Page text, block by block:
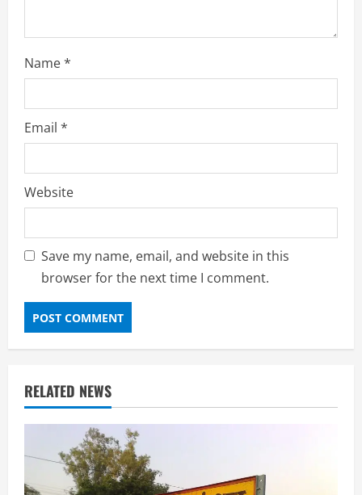
Name*
Email *
Website
Save my name, email, and website in this
browser for the next time I comment.
RELATED NEWS